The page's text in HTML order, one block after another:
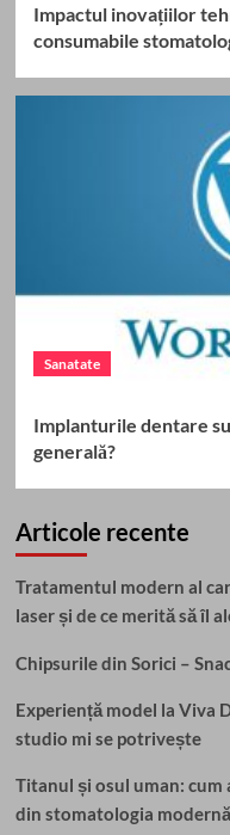
Impactul inovațiilor
consumabile
Sanatate
Implanturile dentare
generală?
Articole recente
Tratamentul modern al
laser și de ce merită să îl
Chipsurile din Sorici –
Experiență model la Viva
studio mi se potrivește
Titanul și osul uman:
din stomatologia modernă